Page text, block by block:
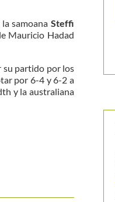
samoana Steffi
Mauricio Hadad
su partido por los
por 6-4 y 6-2 a
y la australiana